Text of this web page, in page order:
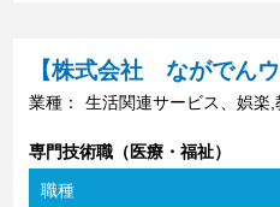
【株式会社 ながでんウ
業種： 生活関連サービス、娯楽
専門技術職（医療・福祉）
職種